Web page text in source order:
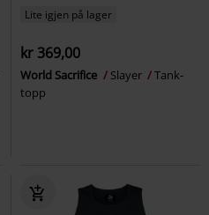
Lite igjen på lager
kr 369,00
World Sacrifice Slayer
Tank-
topp